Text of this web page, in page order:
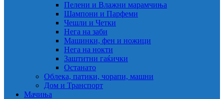
Пелени и Влажни марамчиња
Шампони и Парфеми
Чешли и Четки
Нега на заби
Машинки, фен и ножици
Нега на нокти
Заштитни гаќички
Останато
Облека, патики, чорапи, машни
Дом и Транспорт
Мачиња